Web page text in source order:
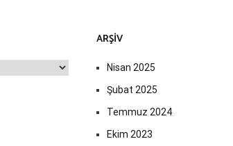
ARŞIV
Nisan 2025
Şubat 2025
Temmuz 2024
Ekim 2023